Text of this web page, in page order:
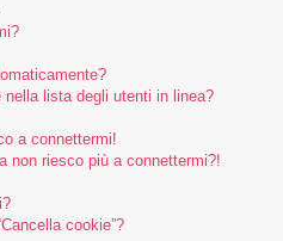
lista degli utenti in linea?
a connettermi!
non riesco più a connettermi?!
cookie”?